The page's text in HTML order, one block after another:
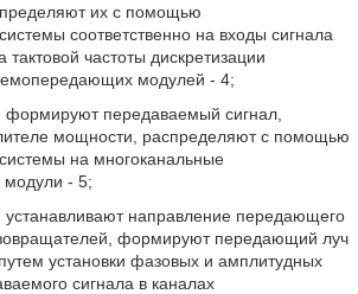
их с помощью
соответственно на входы сигнала
тактовой частоты дискретизации
модулей - 4;
передаваемый сигнал,
мощности, распределяют с помощью
на многоканальные
- 5;
направление передающего
формируют передающий луч
установки фазовых и амплитудных
сигнала в каналах